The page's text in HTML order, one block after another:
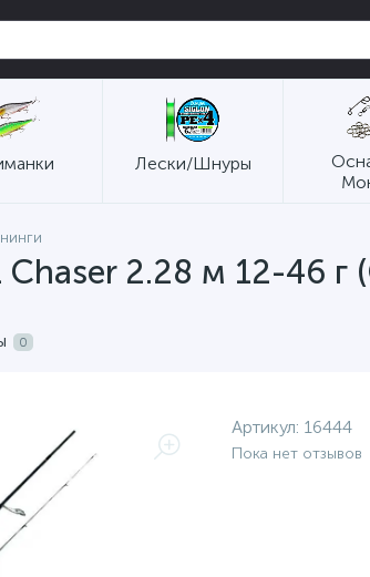
Лески/Шнуры
2.28 м 12-46 г
0
Артикул: 16444
Пока нет отзывов